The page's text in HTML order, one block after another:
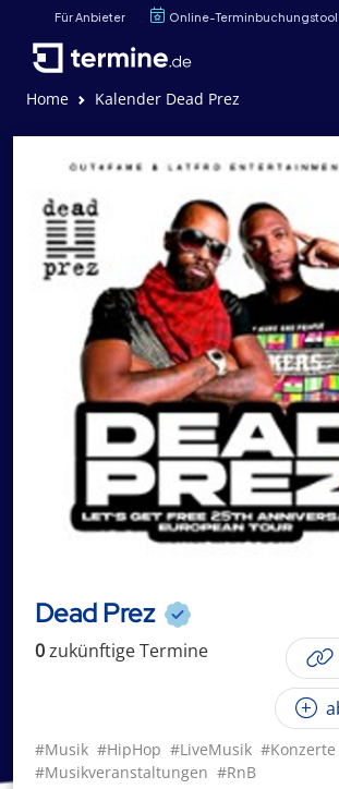
Für Anbieter Online-Terminbuchungstool
Home Kalender Dead Prez
Dead Prez
0zukünftigeTermine
#Musik #HipHop #LiveMusik #Konzerte
#Musikveranstaltungen #RnB